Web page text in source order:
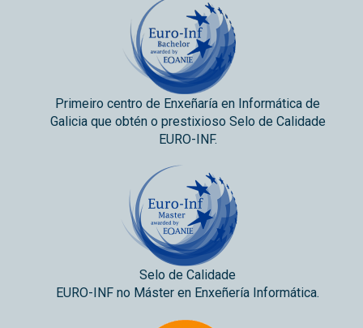
Primeiro centro de Enxeñaría en Informática de
Galicia que obtén o prestixioso Selo de Calidade
EURO-INF.
Selo de Calidade
EURO-INF no Máster en Enxeñería Informática.